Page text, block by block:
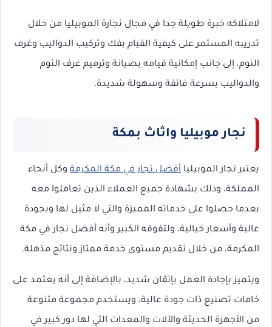
لامتلاكه خبرة طويلة جدا في مجال نجارة الموبيليا من خلال
تدريبه المستمر على كيفية القيام بفك وتركيب الدواليب وغرف
النوم، إلى جانب إمكانية قيامه بصيانة وترميم غرف النوم
والدواليب بسرعة فائقة وسهولة شديدة.
نجار موبيليا واثاث بمكة
يعتبر نجار الموبيليا أفضل نجار في مكة المكرمة وكل أنحاء
المملكة، وذلك بشهادة جميع العملاء الذين تعاملوا معه
بعدما حصلوا على خدماته المميزة والتي لا مثيل لها وبجودة
عالية وأسعار خيالية، ولتفوقه الكبير وأنه أفضل نجار في مكة
المكرمة، من خلال تقديم مستوى خدمة ممتاز ونتائج مذهلة.
ويتميز بإجادة العمل بإتقان شديد، بالإضافة إلى أنه يعتمد على
خامات تصنيع ذات جودة عالية، ويستخدم مجموعة متنوعة
من الأجهزة الحديثة والآلات والمعدات التي لها دور كبير في